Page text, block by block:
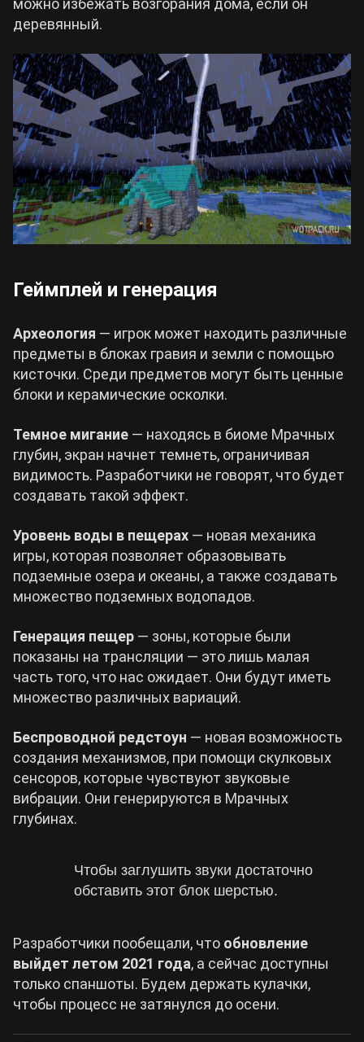
можно избежать возгорания дома, если он
деревянный.
Геймплей и генерация
Археология — игрок может находить различные
предметы в блоках гравия и земли с помощью
кисточки. Среди предметов могут быть ценные
блоки и керамические осколки.
Темное мигание — находясь в биоме Мрачных
глубин, экран начнет темнеть, ограничивая
видимость. Разработчики не говорят, что будет
создавать такой эффект.
Уровень воды в пещерах — новая механика
игры, которая позволяет образовывать
подземные озера и океаны, а также создавать
множество подземных водопадов.
Генерация пещер — зоны, которые были
показаны на трансляции — это лишь малая
часть того, что нас ожидает. Они будут иметь
множество различных вариаций.
Беспроводной редстоун — новая возможность
создания механизмов, при помощи скулковых
сенсоров, которые чувствуют звуковые
вибрации. Они генерируются в Мрачных
глубинах.
Чтобы заглушить звуки достаточно
обставить этот блок шерстью.
Разработчики пообещали, что обновление
выйдет летом 2021 года, а сейчас доступны
только спаншоты. Будем держать кулачки,
чтобы процесс не затянулся до осени.